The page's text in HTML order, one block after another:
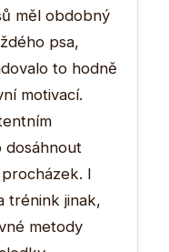
měl obdobný
psa,
to hodně
motivací.
dosáhnout
I
trénink jinak,
metody